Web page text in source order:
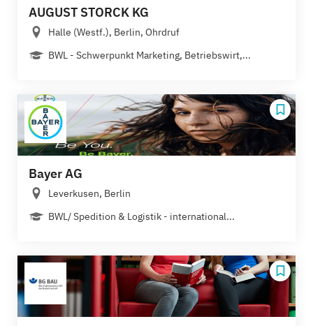
AUGUST STORCK KG
Halle (Westf.), Berlin, Ohrdruf
BWL - Schwerpunkt Marketing, Betriebswirt,...
Bayer AG
Leverkusen, Berlin
BWL/ Spedition & Logistik - international...